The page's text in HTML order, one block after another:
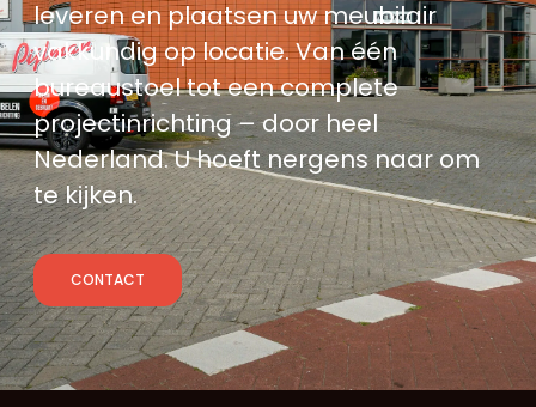
leveren en plaatsen uw meubilair
vakkundig op locatie. Van één
bureaustoel tot een complete
projectinrichting – door heel
Nederland. U hoeft nergens naar om
te kijken.
CONTACT